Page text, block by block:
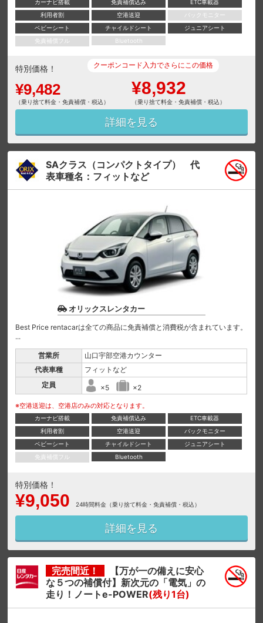
カーナビ搭載 免責補償込み
ETC車載器
利用者割
空港送迎
バックモニター
ベビーシート
チャイルドシート
ジュニアシート
免責補償フル
Bluetooth
特別価格！
¥9,482
（乗り捨て料金・免責補償・税込）
クーポンコード入力でさらにこの価格
¥8,932
（乗り捨て料金・免責補償・税込）
詳細を見る
SAクラス（コンパクトタイプ） 代
表車種名：フィットなど
オリックスレンタカー
Best Price rentacarは全ての商品に免責補償と消費税が含まれています。
...
営業所
山口宇部空港カウンター
代表車種
フィットなど
定員
×5 ×2
※空港送迎は、空港店のみの対応となります。
カーナビ搭載 免責補償込み
ETC車載器
利用者割
空港送迎
バックモニター
ベビーシート
チャイルドシート
ジュニアシート
免責補償フル
Bluetooth
特別価格！
¥9,050 24時間料金（乗り捨て料金・免責補償・税込）
詳細を見る
完売間近！
【万が一の備えに安心
な５つの補償付】新次元の「電気」の
走り！ノートe-POWER(残り1台)